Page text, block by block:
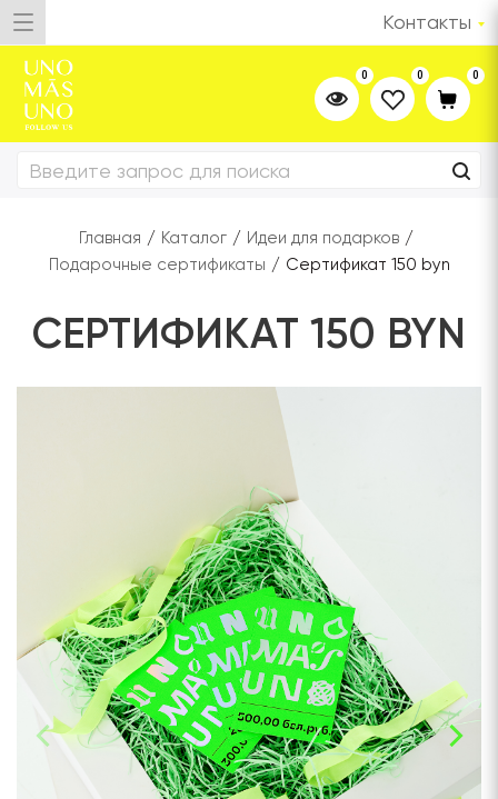
Контакты
0 0 0
Главная / Каталог / Идеи для подарков /
Подарочные сертификаты / Сертификат 150 byn
СЕРТИФИКАТ 150 BYN